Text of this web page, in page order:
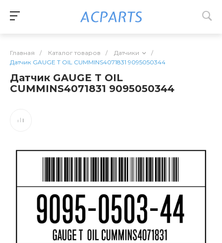
Главная / Каталог товаров / Датчики
/
Датчик GAUGE T OIL CUMMINS4071831 9095050344
Датчик GAUGE T OIL
CUMMINS4071831 9095050344